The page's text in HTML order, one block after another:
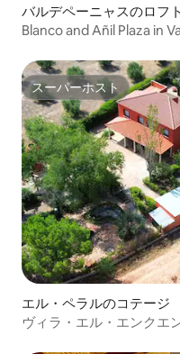
バルデペーニャスのロフト
Blanco and Añil Plaza in
スーパーホスト
スーパーホスト
エル・ペラルのコテージ
ヴィラ・エル・エンクエ